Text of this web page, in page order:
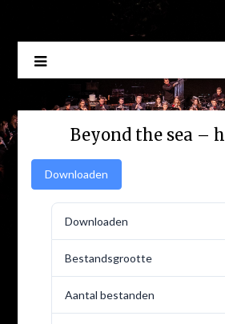
Beyond the sea –
Downloaden
Downloaden
Bestandsgrootte
Aantal bestanden